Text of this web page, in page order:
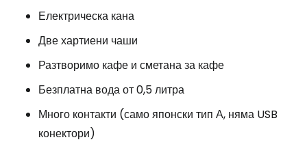
Електрическа кана
Две хартиени чаши
Разтворимо кафе и сметана за кафе
Безплатна вода от 0,5 литра
Много контакти (само японски тип А, няма USB
конектори)